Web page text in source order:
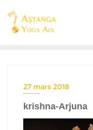
27 mars 2018
krishna-Arjuna